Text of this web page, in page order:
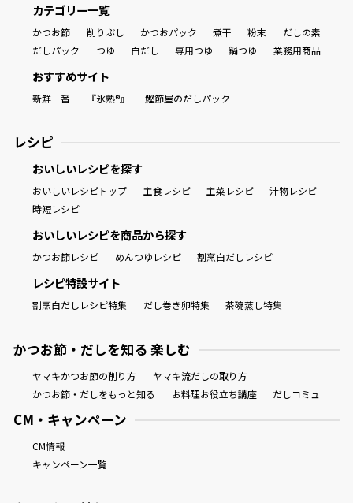
カテゴリー一覧
かつお節 削りぶし かつおパック 煮干 粉末
だしの素
だしパック
つゆ 白だし 専用つゆ 鍋つゆ 業務用商品
おすすめサイト
新鮮一番 『氷熟®』 鰹節屋のだしパック
レシピ
おいしいレシピを探す
おいしいレシピトップ 主食レシピ 主菜レシピ
汁物レシピ
時短レシピ
おいしいレシピを商品から探す
かつお節レシピ めんつゆレシピ 割烹白だしレシピ
レシピ特設サイト
割烹白だしレシピ特集 だし巻き卵特集 茶碗蒸し特集
かつお節・だしを知る 楽しむ
ヤマキかつお節の削り方
ヤマキ流だしの取り方
かつお節・だしをもっと知る
お料理お役立ち講座 だしコミュ
CM・キャンペーン
CM情報
キャンペーン一覧